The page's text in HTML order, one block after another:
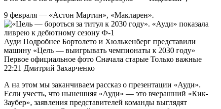
9 февраля — «Астон Мартин», «Макларен».
Ауди Подробнее Бортолето и Хюлькенберг представили
машину «Цель — выигрывать чемпионаты к 2030 году»
Первое официальное фото Сначала старые Только важные
22:21 Дмитрий Захарченко
А на этом мы заканчиваем рассказ о презентации «Ауди».
Если учесть, что нынешняя «Ауди» — это вчерашний «Кик-
Заубер», заявления представителей команды выглядят